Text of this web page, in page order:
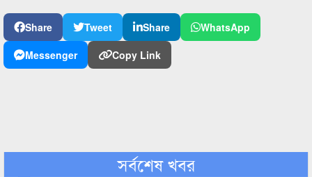
Share Tweet Share
WhatsApp
Messenger
Copy Link
সর্বশেষ খবর